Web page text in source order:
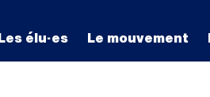
Les élu·es Le mouvement